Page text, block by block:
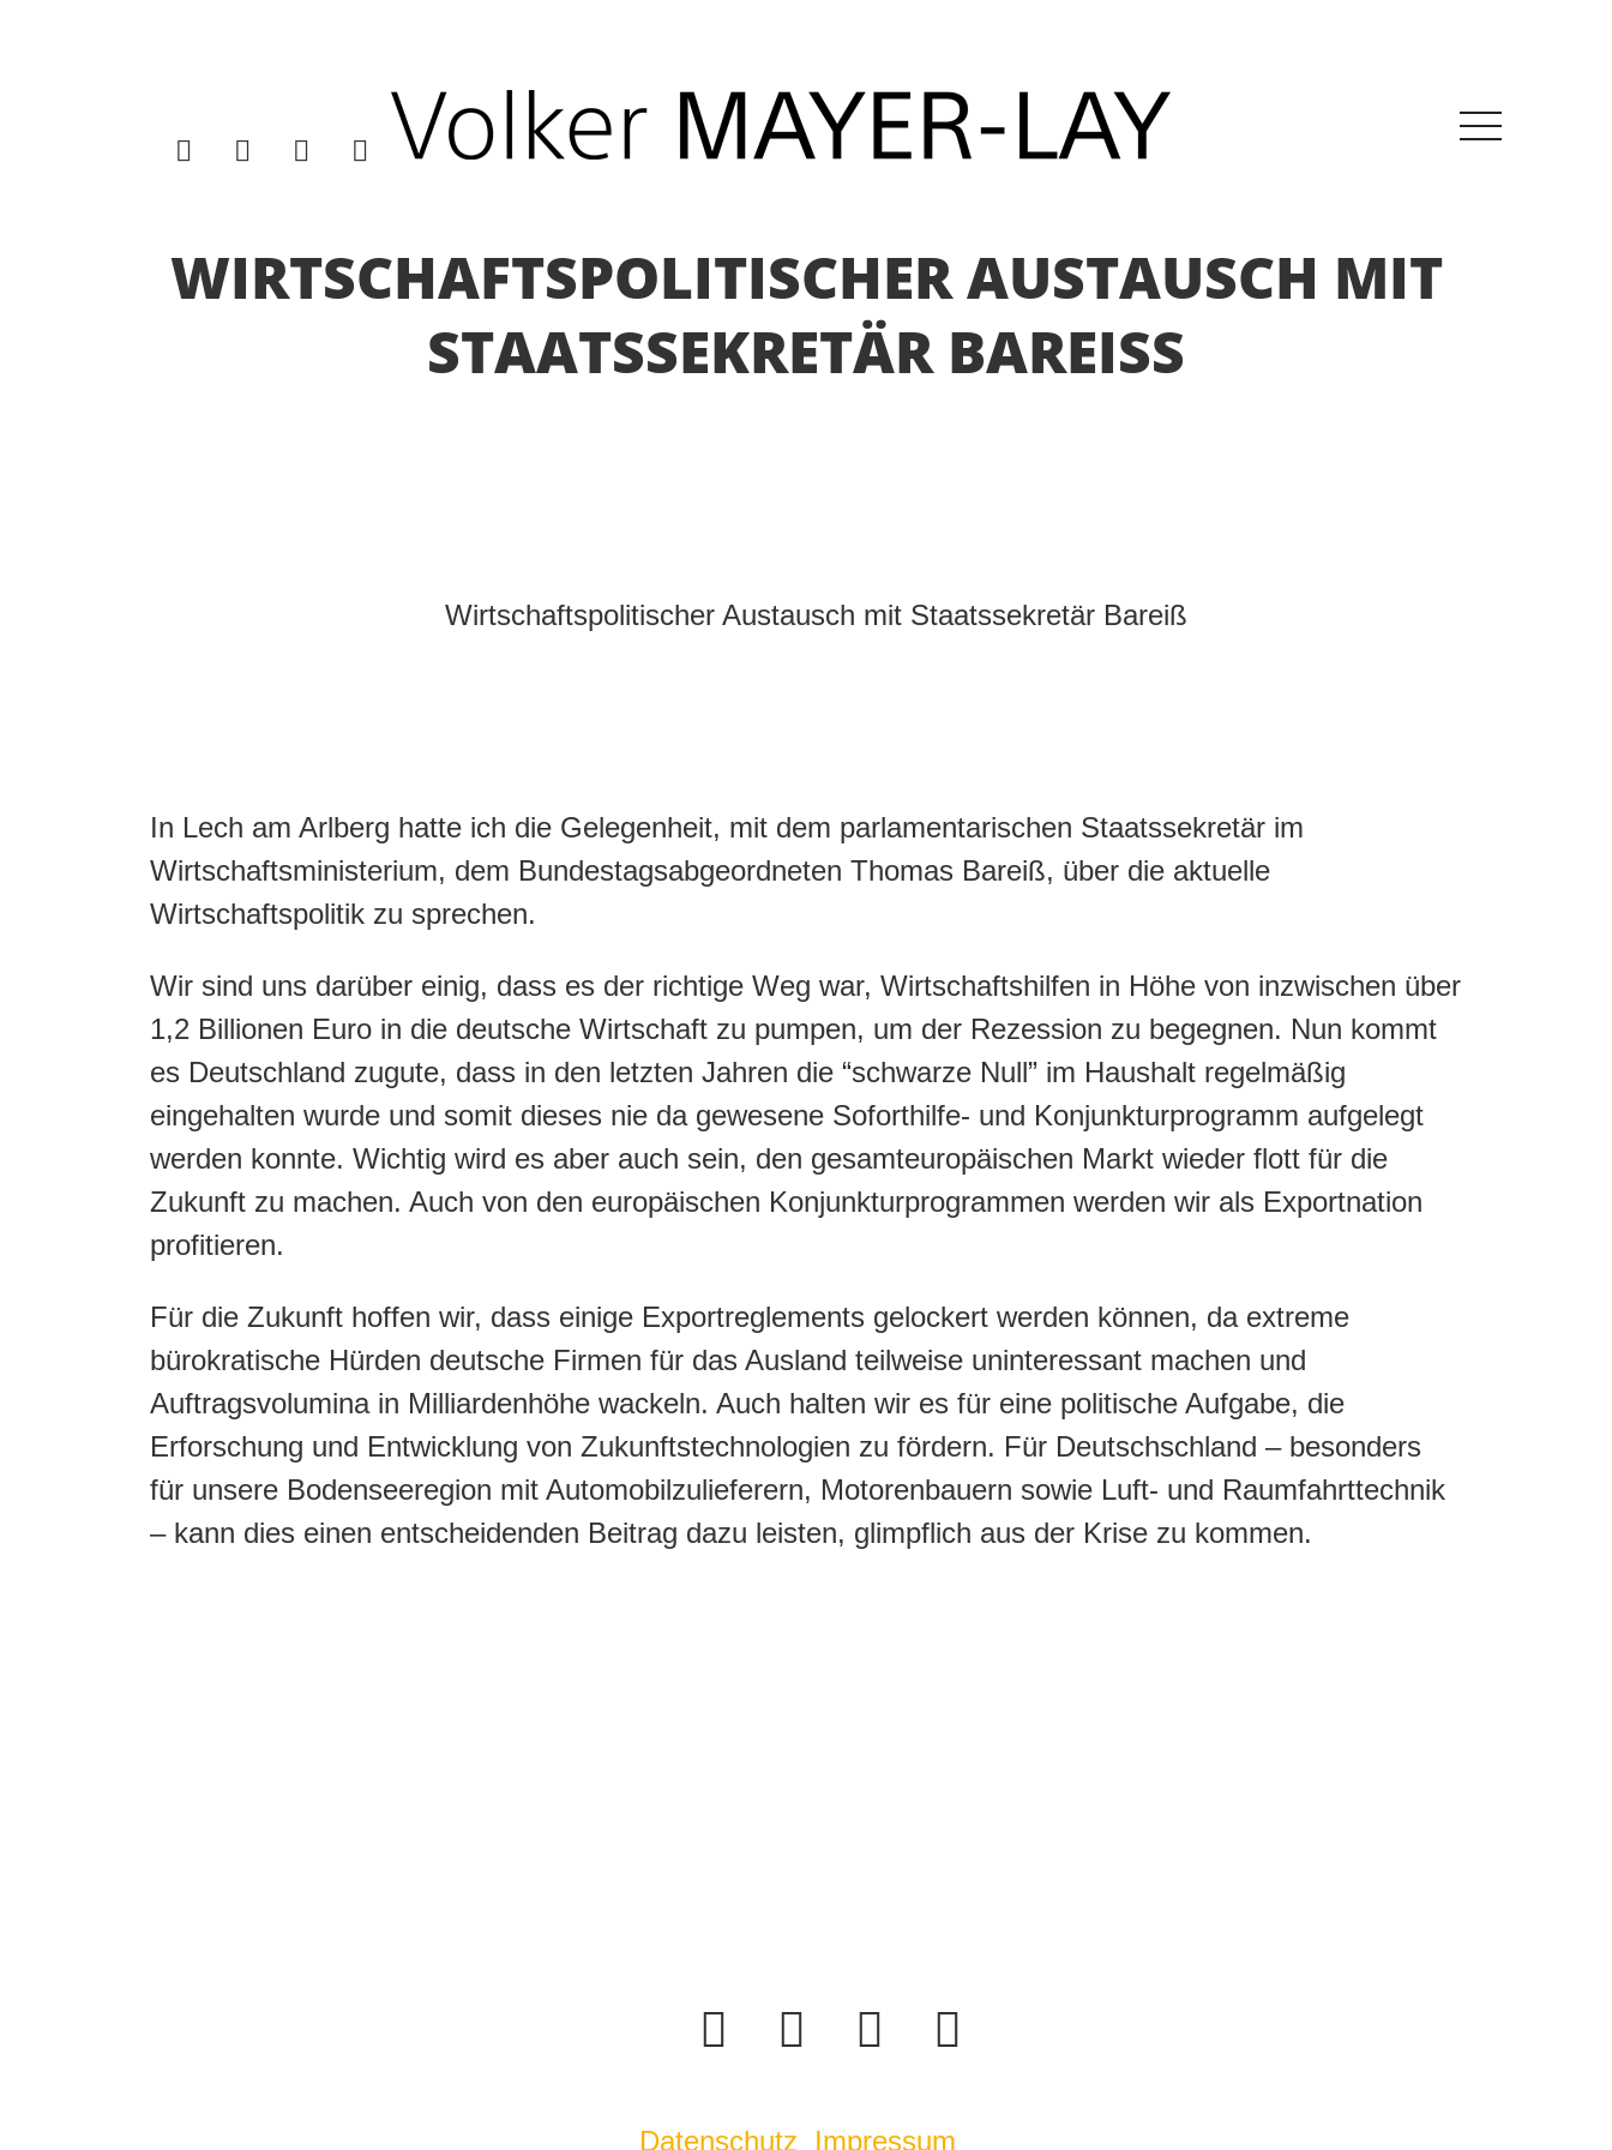
WIRTSCHAFTSPOLITISCHER AUSTAUSCH MIT
STAATSSEKRETÄR BAREISS
In Lech am Arlberg hatte ich die Gelegenheit, mit dem parlamentarischen Staatssekretär im
Wirtschaftsministerium, dem Bundestagsabgeordneten Thomas Bareiß, über die aktuelle
Wirtschaftspolitik zu sprechen.
Wir sind uns darüber einig, dass es der richtige Weg war, Wirtschaftshilfen in Höhe von inzwischen über
1,2 Billionen Euro in die deutsche Wirtschaft zu pumpen, um der Rezession zu begegnen. Nun kommt
es Deutschland zugute, dass in den letzten Jahren die “schwarze Null” im Haushalt regelmäßig
eingehalten wurde und somit dieses nie da gewesene Soforthilfe- und Konjunkturprogramm aufgelegt
werden konnte. Wichtig wird es aber auch sein, den gesamteuropäischen Markt wieder flott für die
Zukunft zu machen. Auch von den europäischen Konjunkturprogrammen werden wir als Exportnation
profitieren.
Für die Zukunft hoffen wir, dass einige Exportreglements gelockert werden können, da extreme
bürokratische Hürden deutsche Firmen für das Ausland teilweise uninteressant machen und
Auftragsvolumina in Milliardenhöhe wackeln. Auch halten wir es für eine politische Aufgabe, die
Erforschung und Entwicklung von Zukunftstechnologien zu fördern. Für Deutschschland – besonders
für unsere Bodenseeregion mit Automobilzulieferern, Motorenbauern sowie Luft- und Raumfahrttechnik
– kann dies einen entscheidenden Beitrag dazu leisten, glimpflich aus der Krise zu kommen.
Datenschutz Impressum